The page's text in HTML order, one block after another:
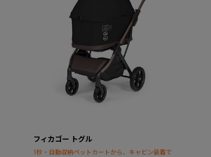
フィカゴー トグル
1秒・自動収納ペットカートから、キャビン装着で